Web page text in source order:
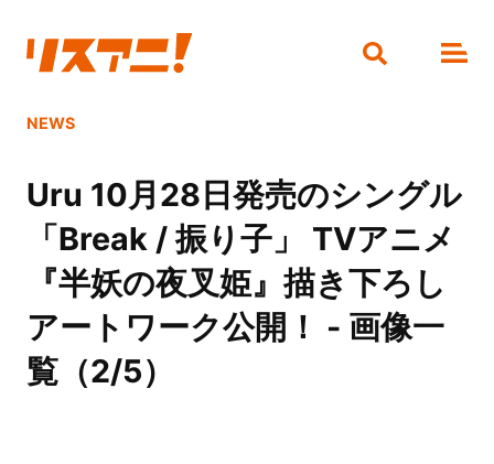
NEWS
Uru 10月28日発売のシングル
「Break / 振り子」 TVアニメ
『半妖の夜叉姫』描き下ろし
アートワーク公開！ - 画像一
覧（2/5）